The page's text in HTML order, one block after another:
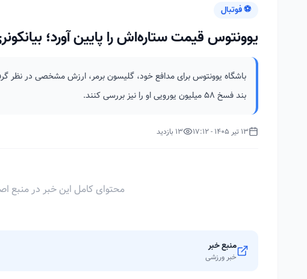
⚽ فوتبال
یوونتوس قیمت ستاره‌اش را پایین آورد؛
باشگاه یوونتوس برای مدافع خود، گلیسون برمر، ارزش مشخصی در نظر
بند فسخ ۵۸ میلیون یورویی او را نیز بررسی کنند.
13 تیر 1405 - 17:12 13 بازدید
محتوای کامل این خبر در منبع
منبع خبر
خبر ورزشی